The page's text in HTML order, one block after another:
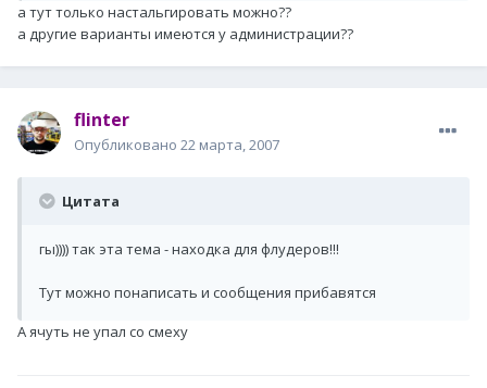
а тут только настальгировать можно??
а другие варианты имеются у администрации??
flinter
Опубликовано 22 марта, 2007
Цитата
гы)))) так эта тема - находка для флудеров!!!
Тут можно понаписать и сообщения прибавятся
А ячуть не упал со смеху